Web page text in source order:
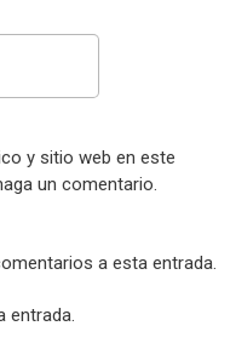
y sitio web en este
un comentario.
a esta entrada.
entrada.